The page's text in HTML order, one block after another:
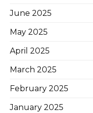
June 2025
May 2025
April 2025
March 2025
February 2025
January 2025